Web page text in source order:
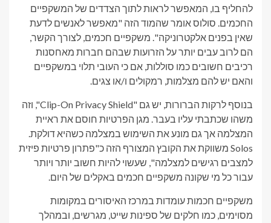
להחליף בו, המאפשר לראות לתוך הצדדים של המשקפיים
החכמים. סולוס אומר שהמוד הזה "מאפשר לאנשים לדעת
שאין בפנים אלקטרוניקה". משקפיים חכמים, לצורך הקשר,
הם לרוב עבים יותר על הזרועות שבהם חברות מאחסנות
רכיבים חשובים כמו סוללות, אם כי העובי תלוי במשקפיים
והאם יש להם מצלמות, רמקולים ו/או צגים.
בנוסף לרקות הברורות, יש גם "Clip-On Privacy Shield", וזה
משהו שכתבתי עליו בעבר. מגן הפרטיות חוסם את ראיית
המצלמה אך גם מונע את השימוש במצלמה כשהיא דולקת.
Solos משווקת את הקובץ המצורף הזה כ"פתרון פרטיות פיזית
למצבים רגישים למצלמה", שעשוי להיות חשוב יותר ויותר
עבור כל מי שקונה משקפיים חכמים באקלים של היום.
משקפיים חכמות עומדות במרכז האיסורים במקומות
מסוימים, כמו חלקים של ספינות שייט, מגרשים, ובמהלך